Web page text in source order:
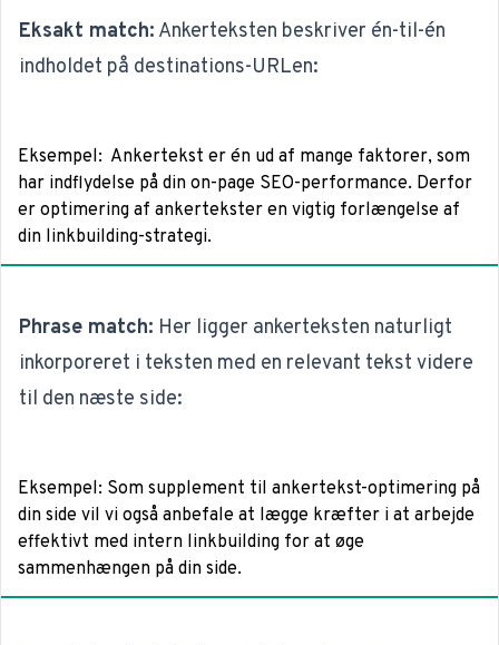
Eksakt match: Ankerteksten beskriver én-til-én
indholdet på destinations-URLen:
Eksempel: Ankertekst er én ud af mange faktorer, som
har indflydelse på din on-page SEO-performance. Derfor
er optimering af ankertekster en vigtig forlængelse af
din linkbuilding-strategi.
Phrase match: Her ligger ankerteksten naturligt
inkorporeret i teksten med en relevant tekst videre
til den næste side:
Eksempel: Som supplement til ankertekst-optimering på
din side vil vi også anbefale at lægge kræfter i at arbejde
effektivt med intern linkbuilding for at øge
sammenhængen på din side.